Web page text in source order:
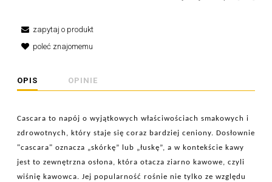
zapytaj o produkt
poleć znajomemu
OPIS OPINIE
Cascara to napój o wyjątkowych właściwościach smakowych i
zdrowotnych, który staje się coraz bardziej ceniony. Dosłownie
"cascara" oznacza „skórkę” lub „łuskę”, a w kontekście kawy
jest to zewnętrzna osłona, która otacza ziarno kawowe, czyli
wiśnię kawowca. Jej popularność rośnie nie tylko ze względu